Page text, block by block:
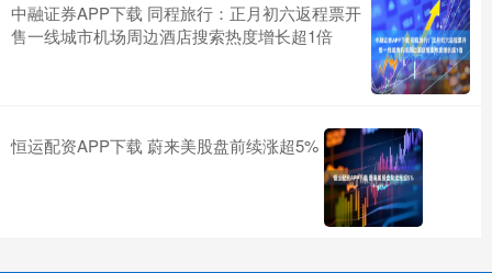
中融证券APP下载 同程旅行：正月初六返程票开
售一线城市机场周边酒店搜索热度增长超1倍
恒运配资APP下载 蔚来美股盘前续涨超5%